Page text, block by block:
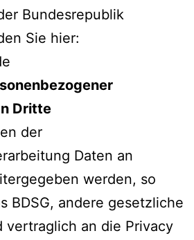
Bundesrepublik
Sie hier:
Dritte
der
Daten an
werden, so
BDSG, andere gesetzliche
vertraglich an die Privacy